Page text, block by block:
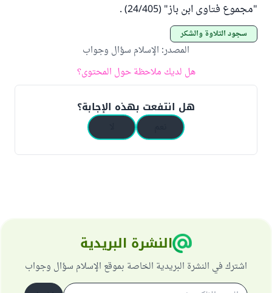
"مجموع فتاوى ابن باز" (24/405) .
سجود التلاوة والشكر
المصدر: الإسلام سؤال وجواب
هل لديك ملاحظة حول المحتوى؟
هل انتفعت بهذه الإجابة؟
النشرة البريدية
اشترك في النشرة البريدية الخاصة بموقع الإسلام سؤال وجواب